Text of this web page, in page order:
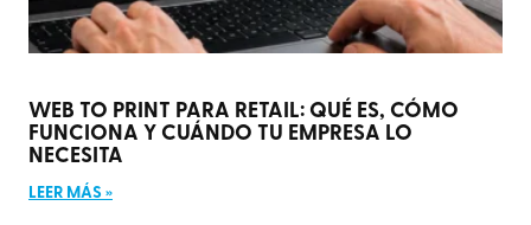
WEB TO PRINT PARA RETAIL: QUÉ ES, CÓMO
FUNCIONA Y CUÁNDO TU EMPRESA LO
NECESITA
LEER MÁS »